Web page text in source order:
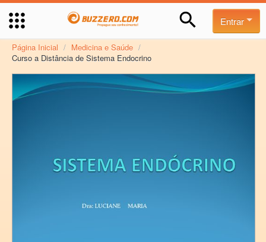
Entrar
Página Inicial / Medicina e Saúde /
Curso a Distância de Sistema Endocrino